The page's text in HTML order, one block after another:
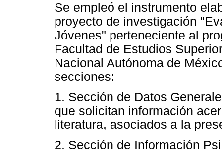
Se empleó el instrumento
proyecto de investigación
Jóvenes" perteneciente al
Facultad de Estudios
Nacional Autónoma de
secciones:
1. Sección de Datos
que solicitan información
literatura, asociados a la
2. Sección de Información